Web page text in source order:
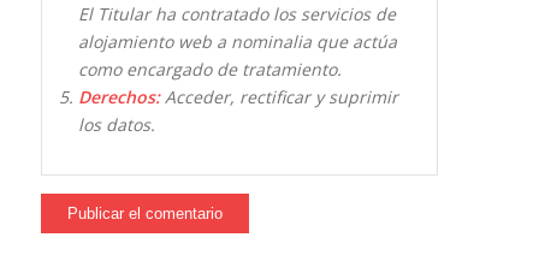
El Titular ha contratado los servicios de
alojamiento web a nominalia que actúa
como encargado de tratamiento.
Derechos:Acceder, rectificar y suprimir
los datos.